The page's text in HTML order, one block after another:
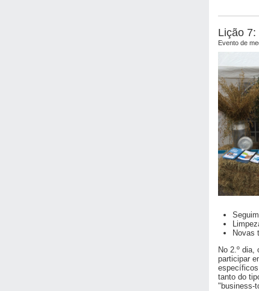
Lição
Evento de
Novas
No 2.º
participar
tanto do
"business-